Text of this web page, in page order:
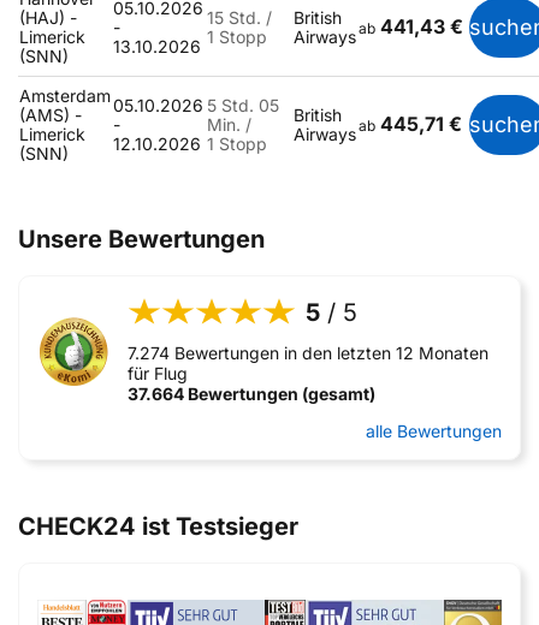
(HAJ) -
Limerick
(SNN)
05.10.2026
-
13.10.2026
15 Std. /
1 Stopp
British
Airwaysab 441,43 €
Amsterdam
(AMS) -
Limerick
(SNN)
05.10.2026
-
12.10.2026
5 Std. 05
Min. /
1 Stopp
British
Airwaysab 445,71 €
Unsere Bewertungen
5 / 5
7.274 Bewertungen in den letzten 12 Monaten
für Flug
37.664 Bewertungen (gesamt)
alle Bewertungen
CHECK24 ist Testsieger